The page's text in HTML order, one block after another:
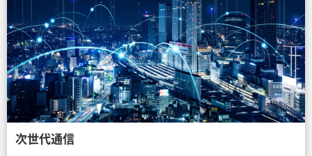
次世代通信